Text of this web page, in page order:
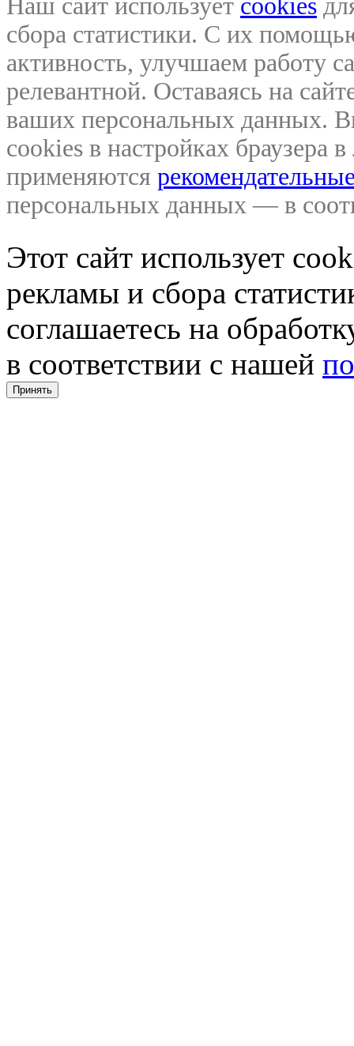
Наш сайт использует cookies
сбора статистики. С их
активность, улучшаем работу
релевантной. Оставаясь на
ваших персональных данных.
cookies в настройках браузера
применяются
персональных данных — в
Этот сайт использует
рекламы и сбора
соглашаетесь на
в соответствии с нашей
Принять